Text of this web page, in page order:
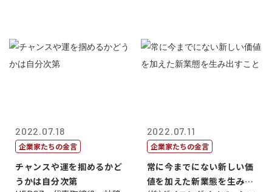
2022.07.18
企業家たちの金言
チャンスや運を掴めるかど
うかは自分次第
2022.07.11
企業家たちの金言
常に今までにない新しい価
値を加えた新業態を生み出